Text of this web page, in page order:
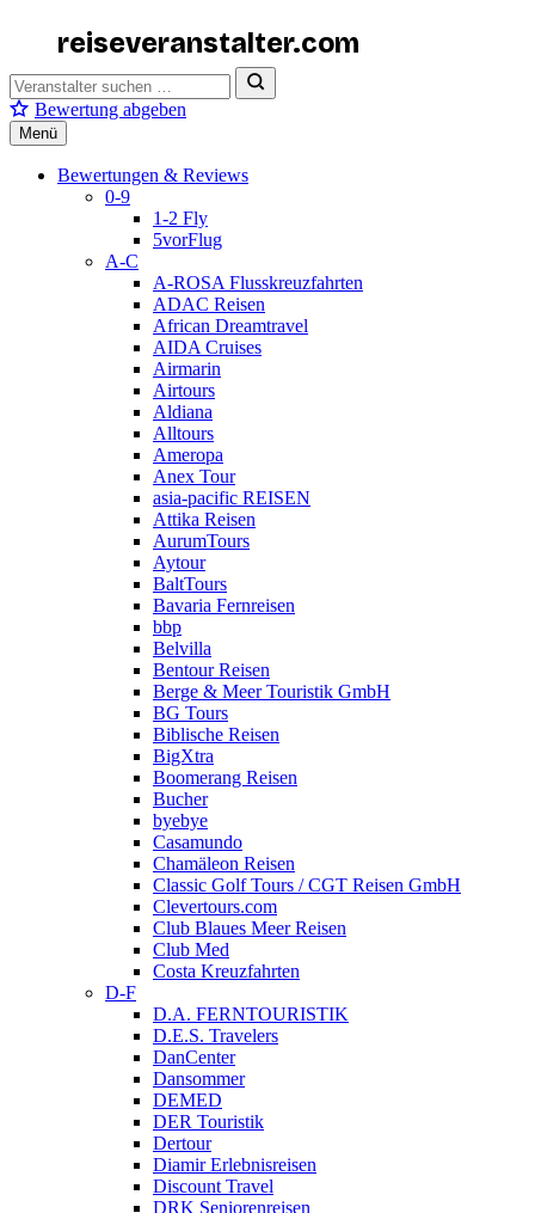
reiseveranstalter.com
Bewertung abgeben
Menü
Bewertungen & Reviews
0-9
1-2 Fly
5vorFlug
A-C
A-ROSA Flusskreuzfahrten
ADAC Reisen
African Dreamtravel
AIDA Cruises
Airmarin
Airtours
Aldiana
Alltours
Ameropa
Anex Tour
asia-pacific REISEN
Attika Reisen
AurumTours
Aytour
BaltTours
Bavaria Fernreisen
bbp
Belvilla
Bentour Reisen
Berge & Meer Touristik GmbH
BG Tours
Biblische Reisen
BigXtra
Boomerang Reisen
Bucher
byebye
Casamundo
Chamäleon Reisen
Classic Golf Tours / CGT Reisen GmbH
Clevertours.com
Club Blaues Meer Reisen
Club Med
Costa Kreuzfahrten
D-F
D.A. FERNTOURISTIK
D.E.S. Travelers
DanCenter
Dansommer
DEMED
DER Touristik
Dertour
Diamir Erlebnisreisen
Discount Travel
DRK Seniorenreisen